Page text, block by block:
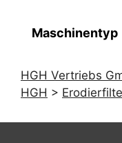
Maschinentyp
HGH Vertriebs
HGH >